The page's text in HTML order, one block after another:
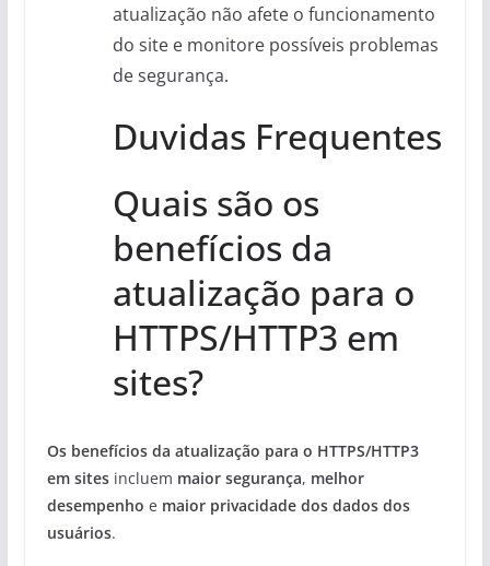
atualização não afete o funcionamento
do site e monitore possíveis problemas
de segurança.
Duvidas Frequentes
Quais são os
benefícios da
atualização para o
HTTPS/HTTP3 em
sites?
Os benefícios da atualização para o HTTPS/HTTP3
em sitesincluem maior segurança, melhor
desempenho e maior privacidade dos dados dos
usuários.